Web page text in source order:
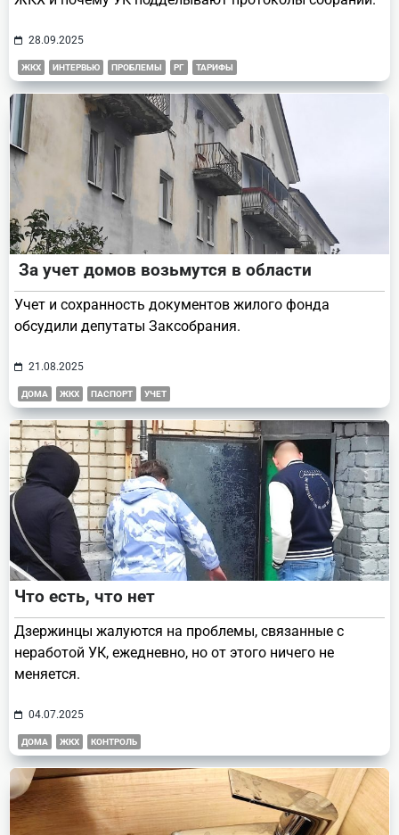
28.09.2025
ЖКХ ИНТЕРВЬЮ ПРОБЛЕМЫ РГ ТАРИФЫ
За учет домов возьмутся в области
Учет и сохранность документов жилого фонда
обсудили депутаты Заксобрания.
21.08.2025
ДОМА ЖКХ ПАСПОРТ УЧЕТ
Что есть, что нет
Дзержинцы жалуются на проблемы, связанные с
неработой УК, ежедневно, но от этого ничего не
меняется.
04.07.2025
ДОМА ЖКХ КОНТРОЛЬ